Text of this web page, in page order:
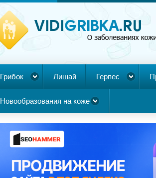
Грибок Лишай Герпес
Новообразования на коже